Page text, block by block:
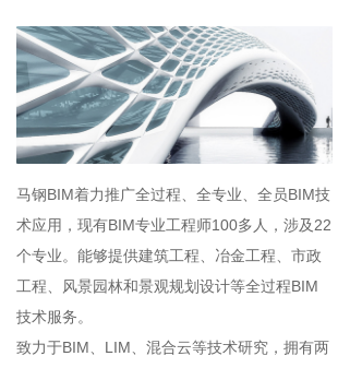
马钢BIM着力推广全过程、全专业、全员BIM技
术应用，现有BIM专业工程师100多人，涉及22
个专业。能够提供建筑工程、冶金工程、市政
工程、风景园林和景观规划设计等全过程BIM
技术服务。
致力于BIM、LIM、混合云等技术研究，拥有两